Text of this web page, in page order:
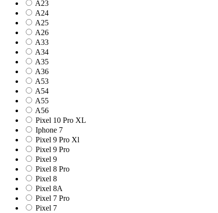
A23
A24
A25
A26
A33
A34
A35
A36
A53
A54
A55
A56
Pixel 10 Pro XL
Iphone 7
Pixel 9 Pro Xl
Pixel 9 Pro
Pixel 9
Pixel 8 Pro
Pixel 8
Pixel 8A
Pixel 7 Pro
Pixel 7